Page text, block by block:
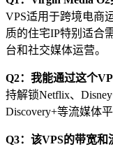
VPS适用于跨境电商
质的住宅IP特别适合
台和社交媒体运营。
Q2：我能通过这个
持解锁Netflix、
Discovery+等流媒体
Q3：该VPS的带宽和